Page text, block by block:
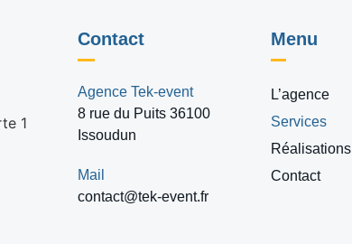
Contact
Agence Tek-event
8 rue du Puits 36100
Issoudun
Mail
contact@tek-event.fr
Menu
L’agence
Services
Réalisations
Contact